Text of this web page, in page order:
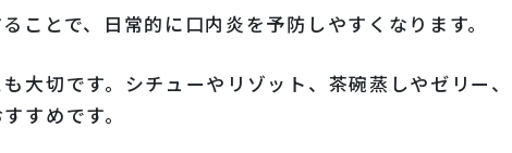
ことで、日常的に口内炎を予防しやすくなります。
大切です。シチューやリゾット、茶碗蒸しやゼリー、
すめです。